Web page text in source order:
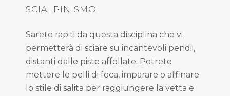
SCIALPINISMO
Sarete rapiti da questa disciplina che vi
permetterà di sciare su incantevoli pendii,
distanti dalle piste affollate. Potrete
mettere le pelli di foca, imparare o affinare
lo stile di salita per raggiungere la vetta e